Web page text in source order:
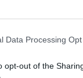
Data Processing
opt-out of the
exaltando
daban en
la
en
en una Iglesia